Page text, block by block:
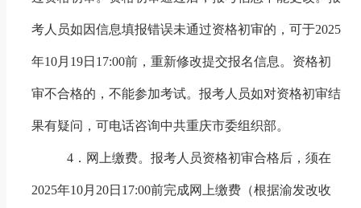
考人员如因信息填报错误未通过资格初审的，可于2025
年10月 19日 17:00前，重新修改提交报名信息。资格初
审不合格的，不能参加考试。报考人员如对资格初审结
果有疑问，可电话咨询中共重庆市委组织部。
4 ．网上缴费。报考人员资格初审合格后，须在
2025年10月 20日 17:00前完成网上缴费（根据渝发改收